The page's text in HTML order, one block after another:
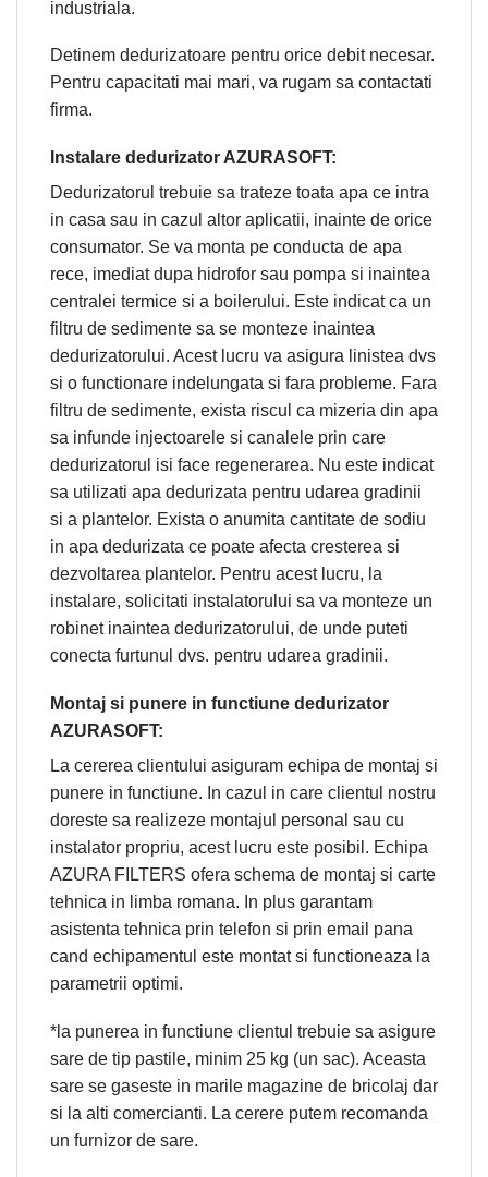
industriala.
Detinem dedurizatoare pentru orice debit necesar.
Pentru capacitati mai mari, va rugam sa contactati
firma.
Instalare dedurizator AZURASOFT:
Dedurizatorul trebuie sa trateze toata apa ce intra
in casa sau in cazul altor aplicatii, inainte de orice
consumator. Se va monta pe conducta de apa
rece, imediat dupa hidrofor sau pompa si inaintea
centralei termice si a boilerului. Este indicat ca un
filtru de sedimente sa se monteze inaintea
dedurizatorului. Acest lucru va asigura linistea dvs
si o functionare indelungata si fara probleme. Fara
filtru de sedimente, exista riscul ca mizeria din apa
sa infunde injectoarele si canalele prin care
dedurizatorul isi face regenerarea. Nu este indicat
sa utilizati apa dedurizata pentru udarea gradinii
si a plantelor. Exista o anumita cantitate de sodiu
in apa dedurizata ce poate afecta cresterea si
dezvoltarea plantelor. Pentru acest lucru, la
instalare, solicitati instalatorului sa va monteze un
robinet inaintea dedurizatorului, de unde puteti
conecta furtunul dvs. pentru udarea gradinii.
Montaj si punere in functiune dedurizator
AZURASOFT:
La cererea clientului asiguram echipa de montaj si
punere in functiune. In cazul in care clientul nostru
doreste sa realizeze montajul personal sau cu
instalator propriu, acest lucru este posibil. Echipa
AZURA FILTERS ofera schema de montaj si carte
tehnica in limba romana. In plus garantam
asistenta tehnica prin telefon si prin email pana
cand echipamentul este montat si functioneaza la
parametrii optimi.
*la punerea in functiune clientul trebuie sa asigure
sare de tip pastile, minim 25 kg (un sac). Aceasta
sare se gaseste in marile magazine de bricolaj dar
si la alti comercianti. La cerere putem recomanda
un furnizor de sare.